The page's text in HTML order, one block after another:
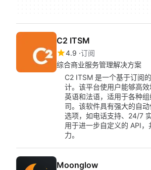
C2 ITSM
4.9 订阅
综合商业服务管理解决方案
C2 ITSM 是一个基于订阅
计。该平台使用户能够高
英语和法语，适用于各种
司。该软件具有强大的自
选项，如电话支持、24/7
用于进一步自定义的 API
力。
Moonglow